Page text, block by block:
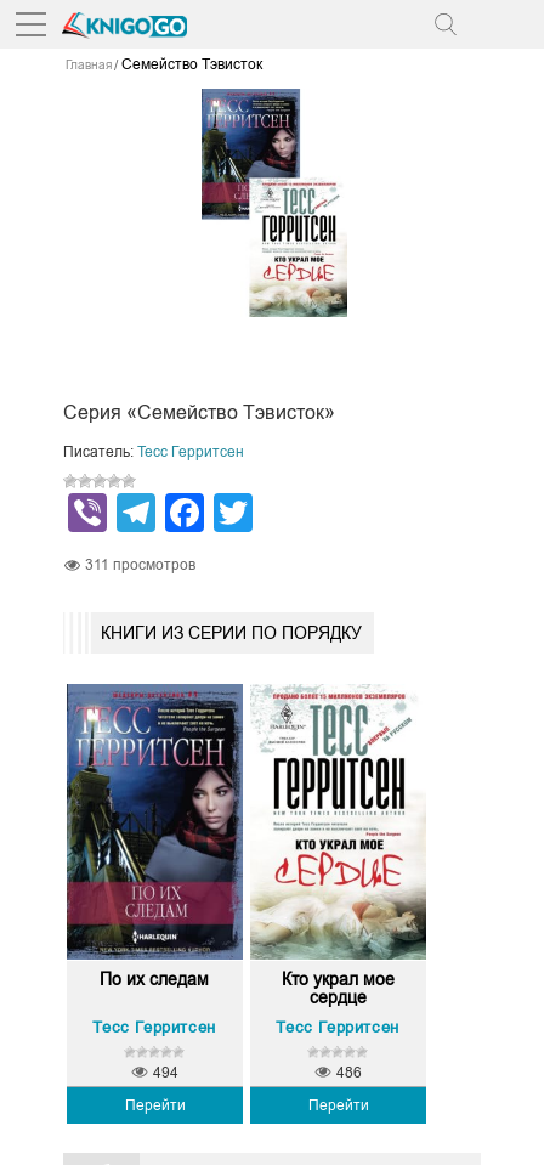
Главная Семейство Тэвисток
Серия «Семейство Тэвисток»
Писатель: Тесс Герритсен
ViberTelegram
Facebook
311 просмотров
КНИГИ ИЗ СЕРИИ ПО ПОРЯДКУ
По их следам
Тесс Герритсен
Перейти
494
Кто украл мое
сердце
Тесс Герритсен
Перейти
486